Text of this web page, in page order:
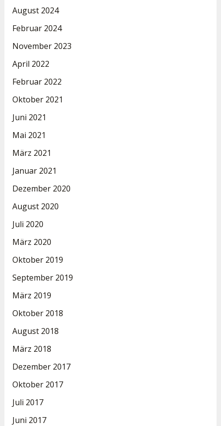
August 2024
Februar 2024
November 2023
April 2022
Februar 2022
Oktober 2021
Juni 2021
Mai 2021
März 2021
Januar 2021
Dezember 2020
August 2020
Juli 2020
März 2020
Oktober 2019
September 2019
März 2019
Oktober 2018
August 2018
März 2018
Dezember 2017
Oktober 2017
Juli 2017
Juni 2017